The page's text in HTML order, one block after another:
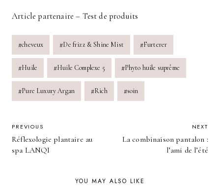
Article partenaire – Test de produits
Post
Tags:
#cheveux #De frizz & Shine Mist #Furterer
#Huile #Huile Complexe 5 #Phyto huile suprême
#Pure Luxury Argan #Rich #soin
POST
NAVIGATION
PREVIOUS
Réflexologie plantaire au
spa LANQI
NEXT
La combinaison pantalon :
l’ami de l’été
YOU MAY ALSO LIKE